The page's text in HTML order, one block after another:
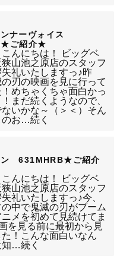
ナーヴォイス
ご紹介★
んにちは！ ビッグベ
狭山池之原店のスタッフ
礼いたしますっ♪昨
の刃の映画を見に行って
めちゃくちゃ面白かっ
まだ続くようなので、
いかな～（＞＜）そん
のお…続く
ン 631MHRB★ご紹介
んにちは！ ビッグベ
狭山池之原店のスタッフ
礼いたしますっ♪今、
中で鬼滅の刃がブーム
メを初めて見続けてま
を見る前に最初から見
！こんな面白いなん
…続く